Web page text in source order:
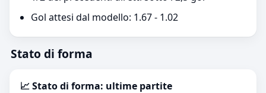
Gol attesi dal modello: 1.67 - 1.02
Stato di forma
📈 Stato di forma: ultime partite